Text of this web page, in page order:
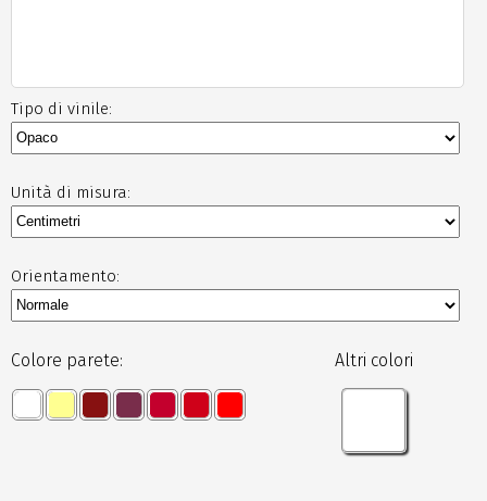
Tipo di vinile:
Unità di misura:
Orientamento:
Colore parete: Altri colori